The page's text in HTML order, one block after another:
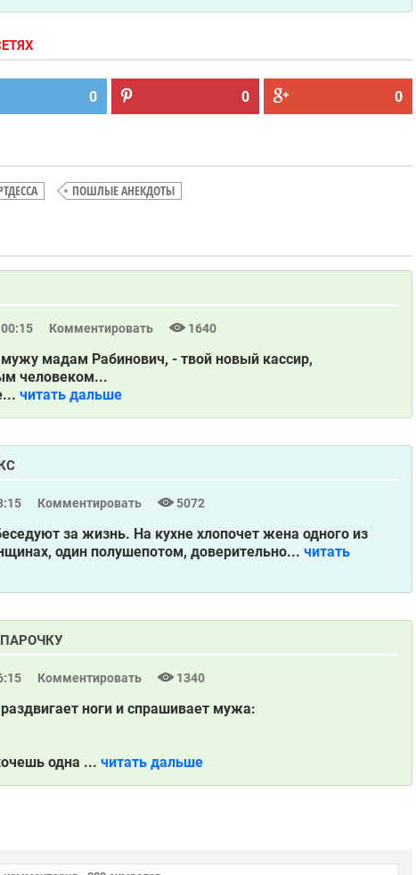
0 0 0
ПОШЛЫЕ АНЕКДОТЫ
Комментировать 1640
мадам Рабинович, - твой новый кассир,
человеком...
читать дальше
Комментировать 5072
за жизнь. На кухне хлопочет жена одного из
один полушепотом, доверительно... читать
Комментировать 1340
ноги и спрашивает мужа:
одна ... читать дальше